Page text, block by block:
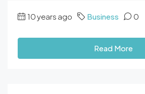
10 years ago Business 0
Read More